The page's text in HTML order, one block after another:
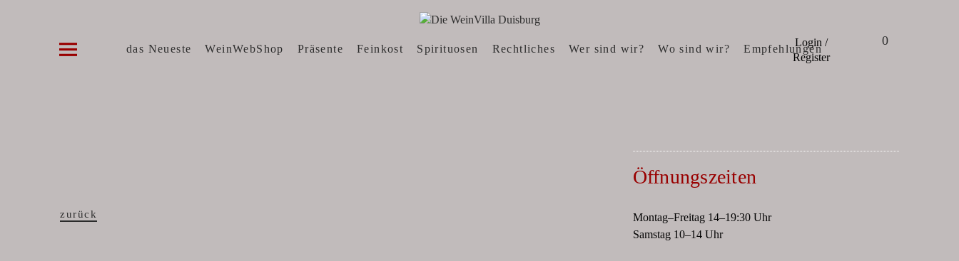
Login /
Register
0
das Neueste WeinWebShop Präsente Feinkost Spirituosen Rechtliches Wer sind wir? Wo sind wir? Empfehlungen
zurück
Öffnungszeiten
Montag–Freitag 14–19:30 Uhr
Samstag 10–14 Uhr